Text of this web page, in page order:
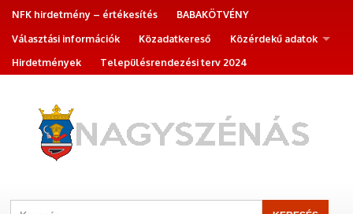
NFK hirdetmény – értékesítés
BABAKÖTVÉNY
Választási információk
Közadatkereső
Közérdekű adatok
Hirdetmények
Településrendezési terv 2024